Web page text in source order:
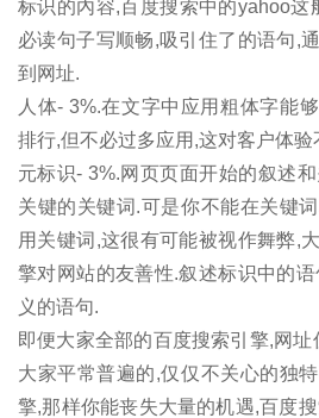
标识的內容,百度搜索中的yahoo这
必读句子写顺畅,吸引住了的语句,
到网址.
人体- 3%.在文字中应用粗体字能
排行,但不必过多应用,这对客户体验
元标识- 3%.网页页面开始的叙述
关键的关键词.可是你不能在关键
用关键词,这很有可能被视作舞弊,
擎对网站的友善性.叙述标识中的
义的语句.
即便大家全部的百度搜索引擎,网
大家平常普遍的,仅仅不关心的独
擎,那样你能丧失大量的机遇,百度